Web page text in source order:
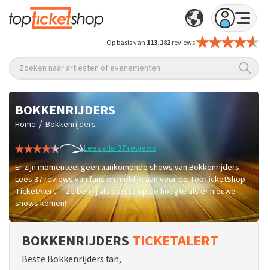
Op basis van 113.182reviews
Zoeken naar artiesten of evenementen
BOKKENRIJDERS
Home / Bokkenrijders
Lees alle 37 reviews
Er zijn momenteel geen aankomende shows van Bokkenrijders.
Lees 37 reviews van fans en meld je aan voor de TopTicketShop
TicketAlert — zo ben jij als eerste op de hoogte als er nieuwe
shows komen!
BOKKENRIJDERS TICKETALERT
Beste Bokkenrijders fan,